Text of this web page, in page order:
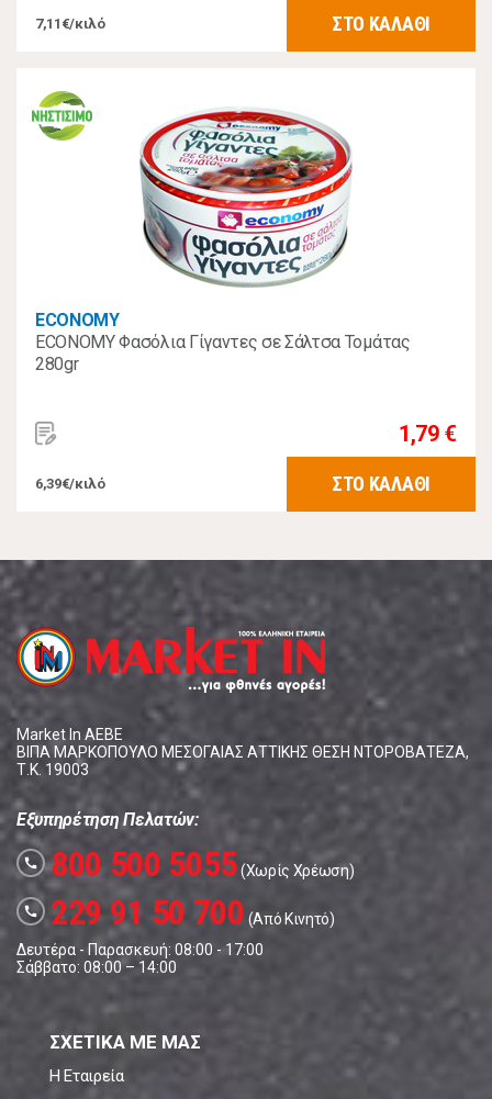
7,11€/κιλό ΣΤΟ ΚΑΛΑΘΙ
ECONOMY
ECONOMY Φασόλια Γίγαντες σε Σάλτσα Τομάτας
280gr
1,79 €
6,39€/κιλό ΣΤΟ ΚΑΛΑΘΙ
Market In ΑΕΒΕ
ΒΙΠΑ ΜΑΡΚΟΠΟΥΛΟ ΜΕΣΟΓΑΙΑΣ ΑΤΤΙΚΗΣ ΘΕΣΗ ΝΤΟΡΟΒΑΤΕΖΑ,
Τ.Κ. 19003
Εξυπηρέτηση Πελατών:
call 800 500 5055(Χωρίς Χρέωση)
call 229 91 50 700 (Από Κινητό)
Δευτέρα - Παρασκευή: 08:00 - 17:00
Σάββατο: 08:00 – 14:00
ΣΧΕΤΙΚΑ ΜΕ ΜΑΣ
Η Εταιρεία